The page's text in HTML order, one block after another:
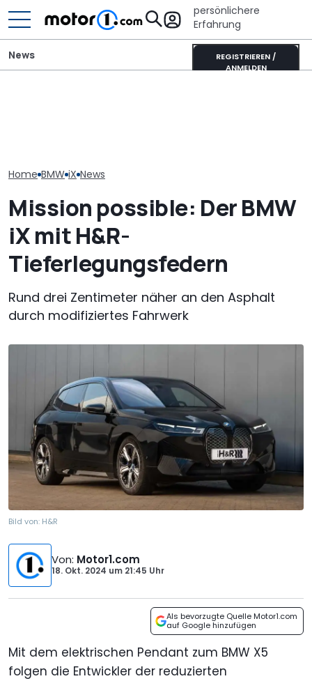
persönlichere
Erfahrung
REGISTRIEREN /
ANMELDEN
News
Home BMW iX News
Mission possible: Der BMW
iX mit H&R-
Tieferlegungsfedern
Rund drei Zentimeter näher an den Asphalt
durch modifiziertes Fahrwerk
Bild von: H&R
Von: Motor1.com
18. Okt. 2024 um 21:45 Uhr
Als bevorzugte Quelle Motor1.com
auf Google hinzufügen
Mit dem elektrischen Pendant zum BMW X5
folgen die Entwickler der reduzierten